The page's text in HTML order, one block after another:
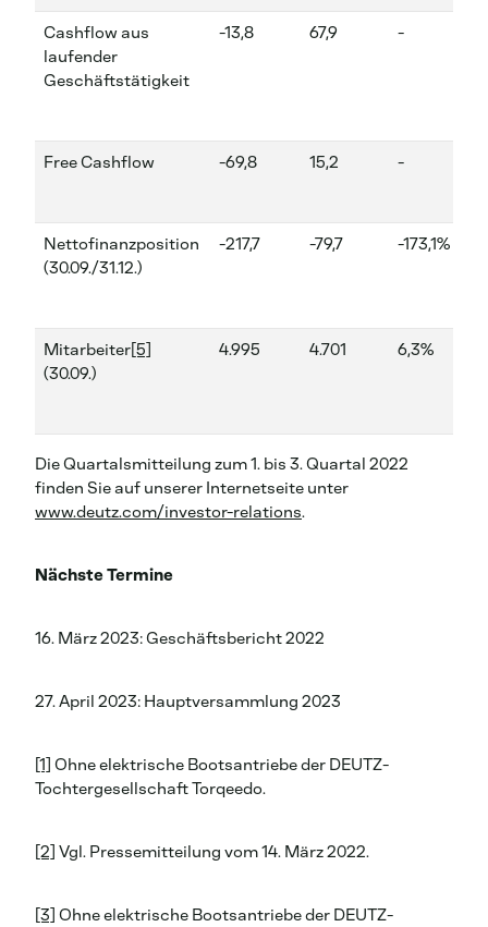
Cashflow aus
laufender
Geschäftstätigkeit
-13,8 67,9 -
Free Cashflow -69,8 15,2 -
Nettofinanzposition
(30.09./31.12.)
-217,7 -79,7 -173,1%
Mitarbeiter[5]
(30.09.)
4.995 4.701 6,3%
Die Quartalsmitteilung zum 1. bis 3. Quartal 2022
finden Sie auf unserer Internetseite unter
www.deutz.com/investor-relations.
Nächste Termine
16. März 2023: Geschäftsbericht 2022
27. April 2023: Hauptversammlung 2023
[1] Ohne elektrische Bootsantriebe der DEUTZ-
Tochtergesellschaft Torqeedo.
[2] Vgl. Pressemitteilung vom 14. März 2022.
[3] Ohne elektrische Bootsantriebe der DEUTZ-